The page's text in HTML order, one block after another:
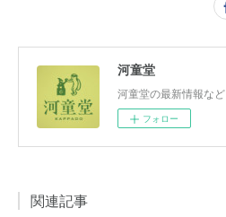
河童堂
河童堂の最新情報など
フォロー
関連記事